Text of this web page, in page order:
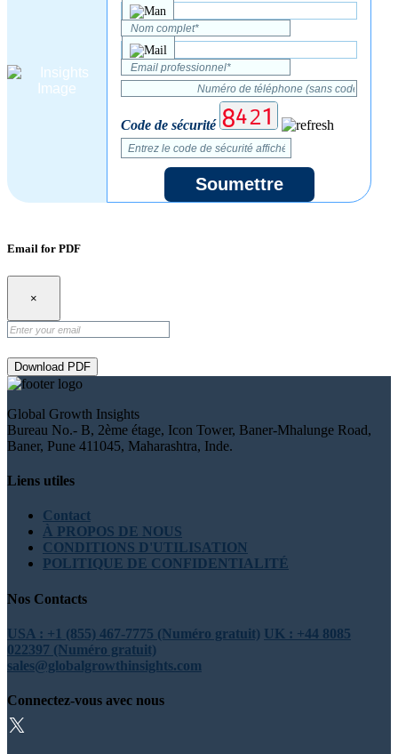
Code de sécurité
Soumettre
Email for PDF
×
Download PDF
Global Growth Insights
Bureau No.- B, 2ème étage, Icon Tower, Baner-Mhalunge Road,
Baner, Pune 411045, Maharashtra, Inde.
Liens utiles
Contact
À PROPOS DE NOUS
CONDITIONS D'UTILISATION
POLITIQUE DE CONFIDENTIALITÉ
Nos Contacts
USA : +1 (855) 467-7775 (Numéro gratuit) UK : +44 8085
022397 (Numéro gratuit)
sales@globalgrowthinsights.com
Connectez-vous avec nous